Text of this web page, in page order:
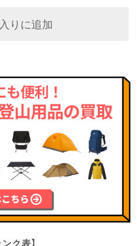
りに追加
ク表】